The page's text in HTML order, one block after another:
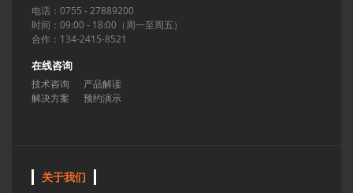
电话：0755 - 27889200
时间：09:00 - 18:00（周一至周五）
合作：134-2415-8521
在线咨询
技术咨询
产品解读
解决方案
预约演示
关于我们